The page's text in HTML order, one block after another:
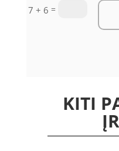
7 + 6 =
KITI